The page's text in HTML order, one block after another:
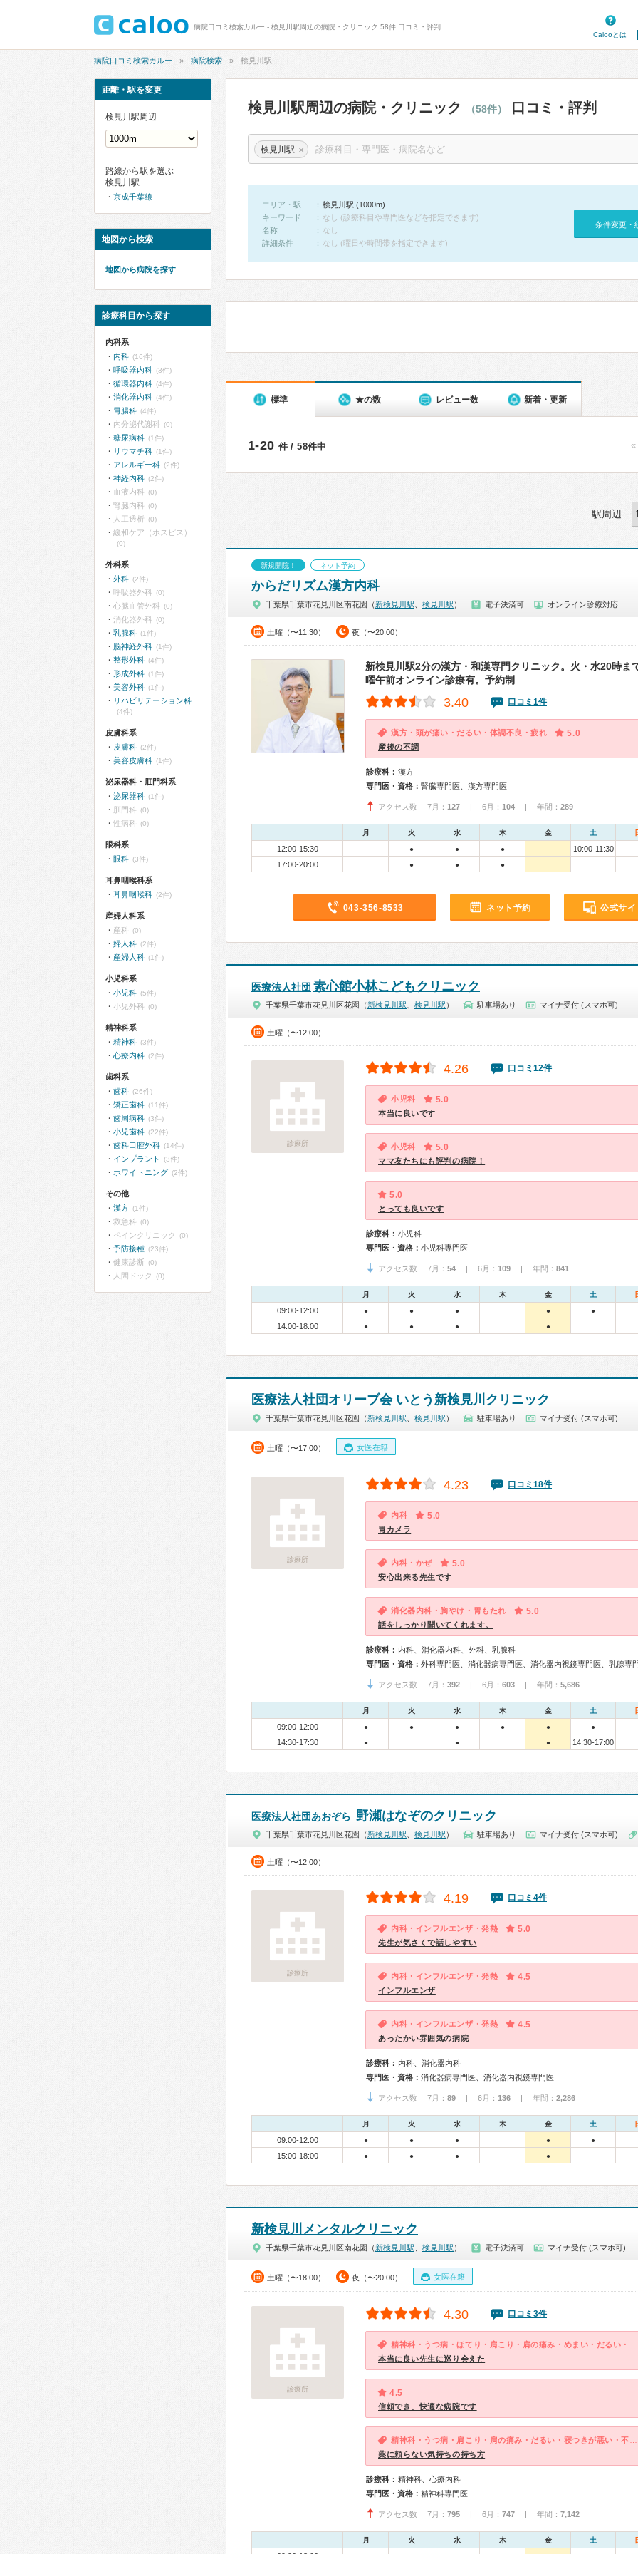
病院口コミ検索カルー - 検見川駅周辺の病院・クリニック 58件 口コミ・評判
Calooとは
病院口コミ検索カルー 病院検索 検見川駅
検見川駅周辺の病院・クリニック （58件） 口コミ・評判
検見川駅 ×
エリア・駅
検見川駅 (1000m)
キーワード
なし (診療科目や専門医などを指定できます)
名称
なし
詳細条件
なし (曜日や時間帯を指定できます)
条件変更・
標準 ★の数 レビュー数 新着・更新
1-20 件 / 58件中
駅周辺
新規開院！ ネット予約
からだリズム漢方内科
千葉県千葉市花見川区南花園（ 新検見川駅 検見川駅 ） 電子決済可 オンライン診療対応
土曜（〜11:30） 夜（〜20:00）
新検見川駅2分の漢方・和漢専門クリニック。火・水20時ま
曜午前オンライン診療有。予約制
3.40 口コミ1件
漢方・頭が痛い・だるい・体調不良・疲れ 5.0
産後の不調
診療科： 漢方
専門医・資格： 腎臓専門医、漢方専門医
アクセス数 7月： 127 | 6月： 104 | 年間： 289
月 火 水 木 金 土
12:00-15:30 ● ● ●
10:00-11:30
17:00-20:00
● ● ●
043-356-8533 ネット予約 公式サイ
医療法人社団 素心館小林こどもクリニック
千葉県千葉市花見川区花園（ 新検見川駅 検見川駅 ） 駐車場あり マイナ受付 (スマホ可)
土曜（〜12:00）
診療所
4.26 口コミ12件
小児科 5.0
本当に良いです
小児科 5.0
ママ友たちにも評判の病院！
5.0
とっても良いです
診療科： 小児科
専門医・資格： 小児科専門医
アクセス数 7月： 54 | 6月： 109 | 年間： 841
月 火 水 木 金 土
09:00-12:00 ● ● ● ● ●
14:00-18:00 ● ● ● ●
医療法人社団オリーブ会 いとう新検見川クリニック
千葉県千葉市花見川区花園（ 新検見川駅 検見川駅 ） 駐車場あり マイナ受付 (スマホ可)
土曜（〜17:00） 女医在籍
診療所
4.23 口コミ18件
内科 5.0
胃カメラ
内科・かぜ 5.0
安心出来る先生です
消化器内科・胸やけ・胃もたれ 5.0
話をしっかり聞いてくれます。
診療科： 内科、消化器内科、外科、乳腺科
専門医・資格： 外科専門医、消化器病専門医、消化器内視鏡専門医、乳腺専
アクセス数 7月： 392 | 6月： 603 | 年間： 5,686
月 火 水 木 金 土
09:00-12:00 ● ● ● ● ● ●
14:30-17:30 ● ● ● 14:30-17:00
医療法人社団あおぞら 野瀬はなぞのクリニック
千葉県千葉市花見川区花園（ 新検見川駅 検見川駅 ） 駐車場あり マイナ受付 (スマホ可)
土曜（〜12:00）
診療所
4.19 口コミ4件
内科・インフルエンザ・発熱 5.0
先生が気さくで話しやすい
内科・インフルエンザ・発熱 4.5
インフルエンザ
内科・インフルエンザ・発熱 4.5
あったかい雰囲気の病院
診療科： 内科、消化器内科
専門医・資格： 消化器病専門医、消化器内視鏡専門医
アクセス数 7月： 89 | 6月： 136 | 年間： 2,286
月 火 水 木 金 土
09:00-12:00 ● ● ● ● ●
15:00-18:00 ● ● ● ●
新検見川メンタルクリニック
千葉県千葉市花見川区南花園（ 新検見川駅 検見川駅 ） 電子決済可 マイナ受付 (スマホ可)
土曜（〜18:00） 夜（〜20:00） 女医在籍
診療所
4.30 口コミ3件
本当に良い先生に巡り会えた
4.5
信頼でき、快適な病院です
薬に頼らない気持ちの持ち方
診療科： 精神科、心療内科
専門医・資格： 精神科専門医
アクセス数 7月： 795 | 6月： 747 | 年間： 7,142
月 火 水 木 金 土
距離・駅を変更
検見川駅周辺
路線から駅を選ぶ
検見川駅
京成千葉線
地図から検索
地図から病院を探す
診療科目から探す
内科系
内科 (16件)
呼吸器内科 (3件)
循環器内科 (4件)
消化器内科 (4件)
胃腸科 (4件)
内分泌代謝科 (0)
糖尿病科 (1件)
リウマチ科 (1件)
アレルギー科 (2件)
神経内科 (2件)
血液内科 (0)
腎臓内科 (0)
人工透析 (0)
緩和ケア（ホスピス）
(0)
外科系
外科 (2件)
呼吸器外科 (0)
心臓血管外科 (0)
消化器外科 (0)
乳腺科 (1件)
脳神経外科 (1件)
整形外科 (4件)
形成外科 (1件)
美容外科 (1件)
リハビリテーション科
(4件)
皮膚科系
皮膚科 (2件)
美容皮膚科 (1件)
泌尿器科・肛門科系
泌尿器科 (1件)
肛門科 (0)
性病科 (0)
眼科系
眼科 (3件)
耳鼻咽喉科系
耳鼻咽喉科 (2件)
産婦人科系
産科 (0)
婦人科 (2件)
産婦人科 (1件)
小児科系
小児科 (5件)
小児外科 (0)
精神科系
精神科 (3件)
心療内科 (2件)
歯科系
歯科 (26件)
矯正歯科 (11件)
歯周病科 (3件)
小児歯科 (22件)
歯科口腔外科 (14件)
インプラント (3件)
ホワイトニング (2件)
その他
漢方 (1件)
救急科 (0)
ペインクリニック (0)
予防接種 (23件)
健康診断 (0)
人間ドック (0)